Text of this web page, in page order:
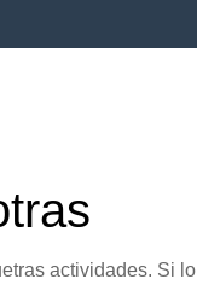
actividades. Si lo